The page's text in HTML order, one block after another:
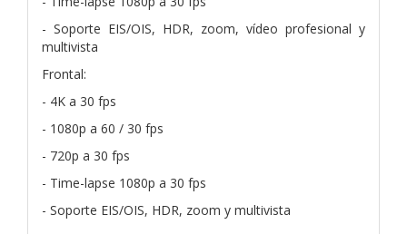
- Soporte EIS/OIS, HDR, zoom, vídeo profesional y
multivista
Frontal:
- 4K a 30 fps
- 1080p a 60 / 30 fps
- 720p a 30 fps
- Time-lapse 1080p a 30 fps
- Soporte EIS/OIS, HDR, zoom y multivista